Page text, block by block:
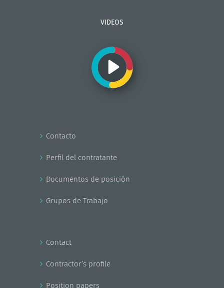
VIDEOS
Contacto
Perfil del contratante
Documentos de posición
Grupos de Trabajo
Contact
Contractor’s profile
Position papers